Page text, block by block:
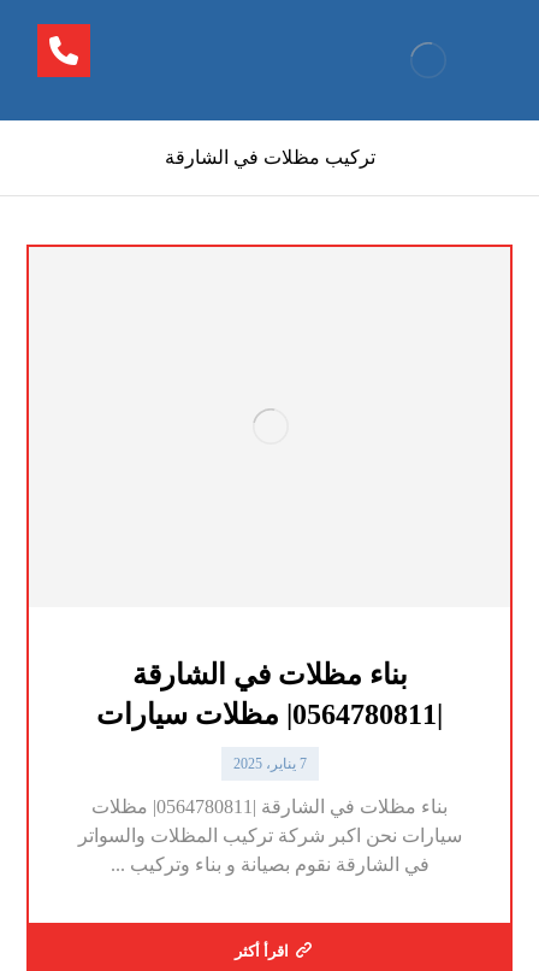
تركيب مظلات في الشارقة
بناء مظلات في الشارقة
7 يناير، 2025
بناء مظلات في الشارقة |0564780811| مظلات
سيارات نحن اكبر شركة تركيب المظلات والسواتر
في الشارقة نقوم بصيانة و بناء وتركيب ...
اقرأ أكثر